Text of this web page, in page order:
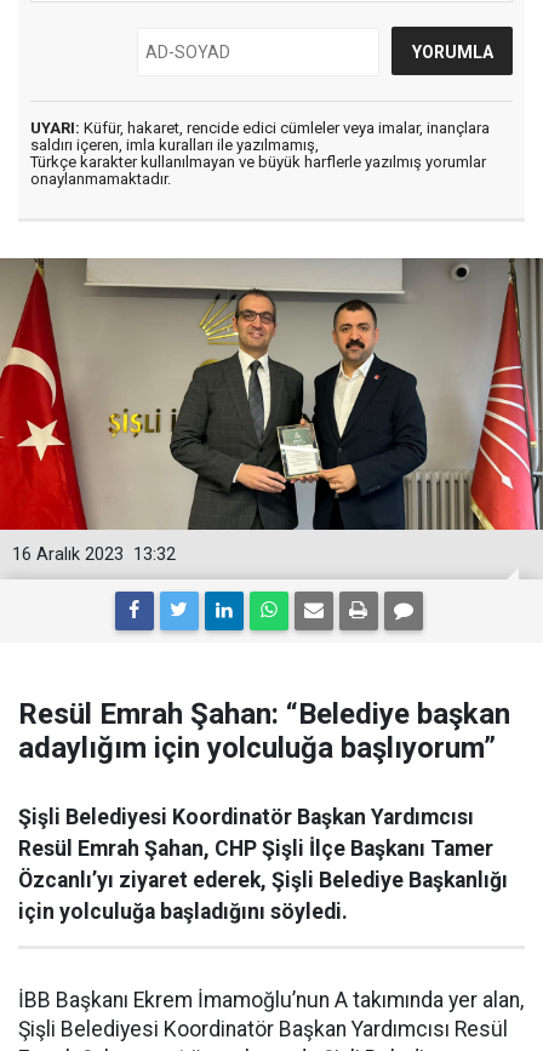
UYARI: Küfür, hakaret, rencide edici cümleler veya imalar, inançlara
saldırı içeren, imla kuralları ile yazılmamış,
Türkçe karakter kullanılmayan ve büyük harflerle yazılmış yorumlar
onaylanmamaktadır.
13:32
16 Aralık 2023
Resül Emrah Şahan: “Belediye başkan
adaylığım için yolculuğa başlıyorum”
Şişli Belediyesi Koordinatör Başkan Yardımcısı
Resül Emrah Şahan, CHP Şişli İlçe Başkanı Tamer
Özcanlı’yı ziyaret ederek, Şişli Belediye Başkanlığı
için yolculuğa başladığını söyledi.
İBB Başkanı Ekrem İmamoğlu’nun A takımında yer alan,
Şişli Belediyesi Koordinatör Başkan Yardımcısı Resül